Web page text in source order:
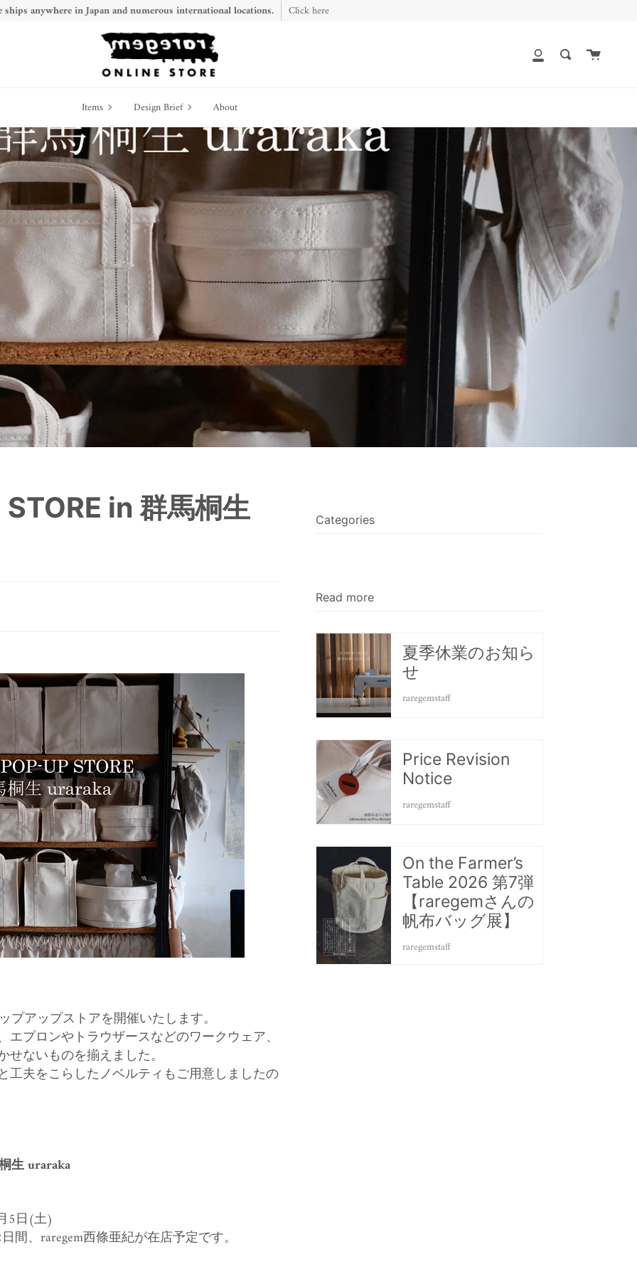
ships anywhere in Japan and numerous international locations. Click here
My
Search Cart
Items Items Design Brief Design
Brief
About
in 群馬桐生
プアップストアを開催いたします。
プロンやトラウザースなどのワークウェア、
ないものを揃えました。
工夫をこらしたノベルティもご用意しましたの
生 uraraka
5日(土)
、raregem西條亜紀が在店予定です。
Categories
Read more
夏季休業のお知ら
せ
raregemstaff
Price Revision
Notice
raregemstaff
On the Farmer’s
Table 2026 第7弾
【raregemさんの
帆布バッグ展】
raregemstaff